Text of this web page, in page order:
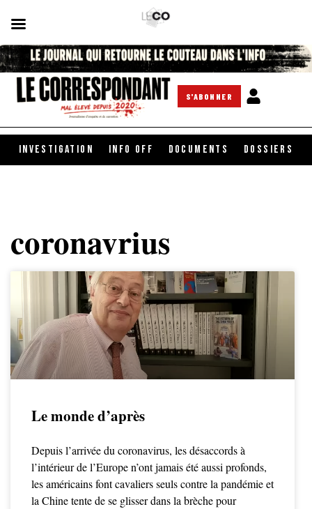
S'ABONNER
INVESTIGATION INFO OFF DOCUMENTS DOSSIERS
coronavrius
Le monde d’après
Depuis l’arrivée du coronavirus, les désaccords à
l’intérieur de l’Europe n’ont jamais été aussi profonds,
les américains font cavaliers seuls contre la pandémie et
la Chine tente de se glisser dans la brèche pour